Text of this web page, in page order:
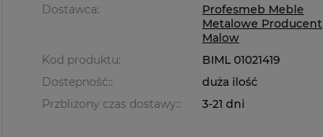
Dostawca:
Profesmeb Meble
Metalowe Producent
Malow
Kod produktu:
BIML 01021419
Dostepność::
duża ilość
Przbliżony czas dostawy::
3-21 dni